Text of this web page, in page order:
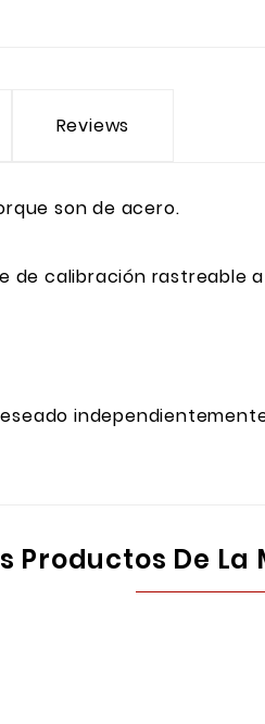
Reviews
son de acero.
calibración rastreable a
Productos De